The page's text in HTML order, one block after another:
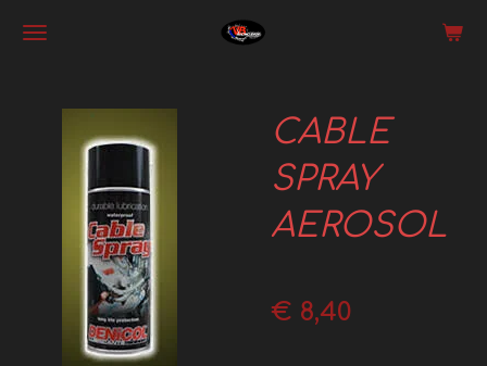
Ga
hoofdinhoud
CABLE
SPRAY
AEROSOL
€ 8,40